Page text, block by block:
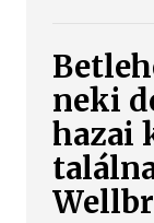
neki
hazai